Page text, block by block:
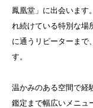
鳳凰堂」に出会います
れ続けている特別な場
に通うリピーターまで
す。
温かみのある空間で経
鑑定まで幅広いメニュ